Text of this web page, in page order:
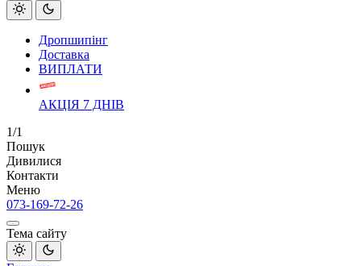
Дропшипінг
Доставка
ВИПЛАТИ
АКЦІЯ 7 ДНІВ
1/1
Пошук
Дивилися
Контакти
Меню
073-169-72-26
Тема сайту